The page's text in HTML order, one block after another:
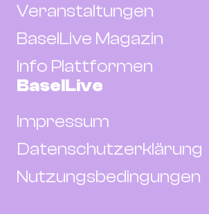
Veranstaltungen
BaselLive Magazin
Info Plattformen
BaselLive
Impressum
Datenschutzerklärung
Nutzungsbedingungen